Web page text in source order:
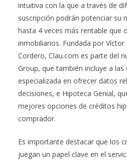
intuitiva con la que a través de
suscripción podrán potenciar su
hasta 4 veces más rentable que
inmobiliarios. Fundada por
Cordero, Clau.com es parte del
Group, que también incluye a
especializada en ofrecer datos
decisiones, e Hipoteca Genial,
mejores opciones de créditos
comprador.
Es importante destacar que los
juegan un papel clave en el